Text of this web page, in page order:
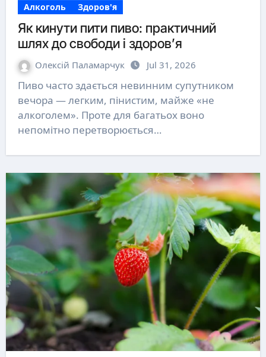
Алкоголь Здоров'я
Як кинути пити пиво: практичний
шлях до свободи і здоров’я
Олексій Паламарчук Jul 31, 2026
Пиво часто здається невинним супутником
вечора — легким, пінистим, майже «не
алкоголем». Проте для багатьох воно
непомітно перетворюється…